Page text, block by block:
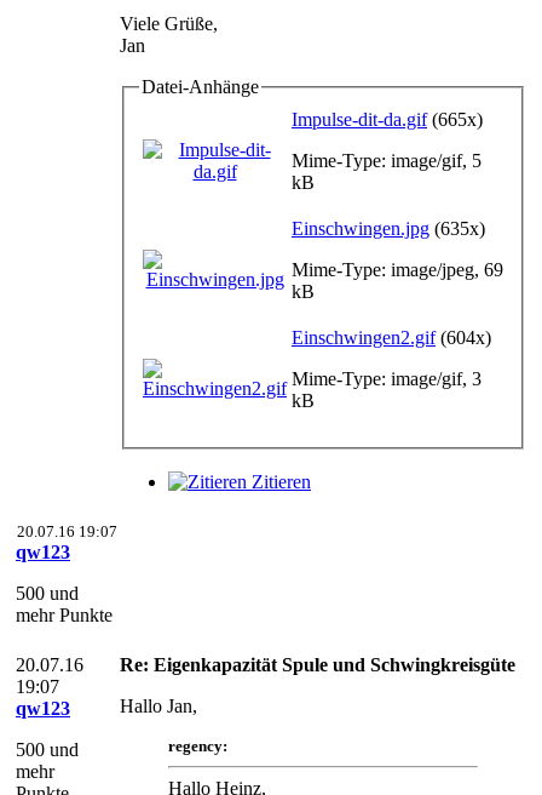
Viele Grüße,
Jan
Datei-Anhänge
Impulse-dit-da.gif (665x)
Mime-Type: image/gif, 5
kB
Einschwingen.jpg (635x)
Mime-Type: image/jpeg, 69
kB
Einschwingen2.gif (604x)
Mime-Type: image/gif, 3
kB
Zitieren
20.07.16 19:07
qw123
500 und
mehr Punkte
20.07.16
19:07
qw123
500 und
mehr
Re: Eigenkapazität Spule und Schwingkreisgüte
Hallo Jan,
regency:
Hallo Heinz,